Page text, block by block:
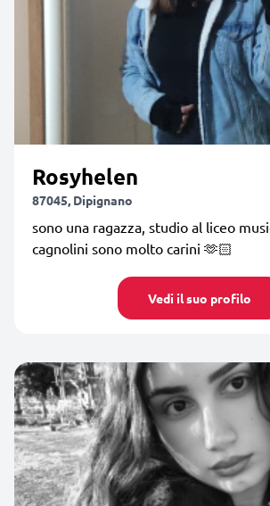
Rosyhelen
87045, Dipignano
sono una ragazza, studio al liceo
cagnolini sono molto carini 🫶🏻
Vedi il suo profilo